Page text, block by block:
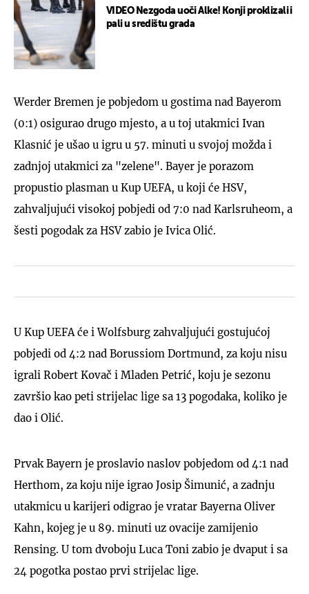
VIDEO Nezgoda uoči Alke! Konji proklizali i
pali u središtu grada
Werder Bremen je pobjedom u gostima nad Bayerom
(0:1) osigurao drugo mjesto, a u toj utakmici Ivan
Klasnić je ušao u igru u 57. minuti u svojoj možda i
zadnjoj utakmici za "zelene". Bayer je porazom
propustio plasman u Kup UEFA, u koji će HSV,
zahvaljujući visokoj pobjedi od 7:0 nad Karlsruheom, a
šesti pogodak za HSV zabio je Ivica Olić.
U Kup UEFA će i Wolfsburg zahvaljujući gostujućoj
pobjedi od 4:2 nad Borussiom Dortmund, za koju nisu
igrali Robert Kovač i Mladen Petrić, koju je sezonu
završio kao peti strijelac lige sa 13 pogodaka, koliko je
dao i Olić.
Prvak Bayern je proslavio naslov pobjedom od 4:1 nad
Herthom, za koju nije igrao Josip Šimunić, a zadnju
utakmicu u karijeri odigrao je vratar Bayerna Oliver
Kahn, kojeg je u 89. minuti uz ovacije zamijenio
Rensing. U tom dvoboju Luca Toni zabio je dvaput i sa
24 pogotka postao prvi strijelac lige.